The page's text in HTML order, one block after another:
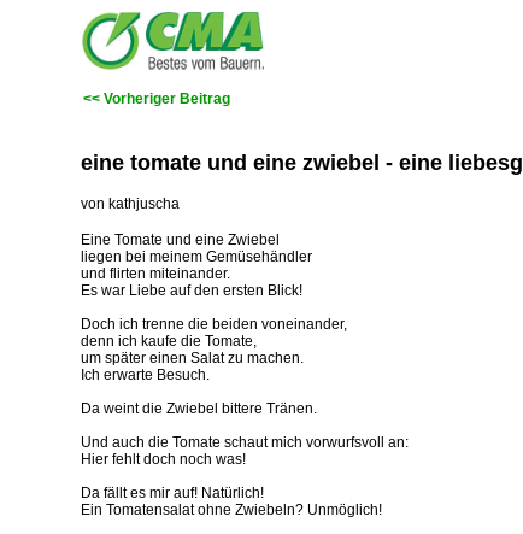
<< Vorheriger Beitrag
eine tomate und eine zwiebel - eine
von kathjuscha
Eine Tomate und eine Zwiebel
liegen bei meinem Gemüsehändler
und flirten miteinander.
Es war Liebe auf den ersten Blick!
Doch ich trenne die beiden voneinander,
denn ich kaufe die Tomate,
um später einen Salat zu machen.
Ich erwarte Besuch.
Da weint die Zwiebel bittere Tränen.
Und auch die Tomate schaut mich vorwurfsvoll an:
Hier fehlt doch noch was!
Da fällt es mir auf! Natürlich!
Ein Tomatensalat ohne Zwiebeln? Unmöglich!